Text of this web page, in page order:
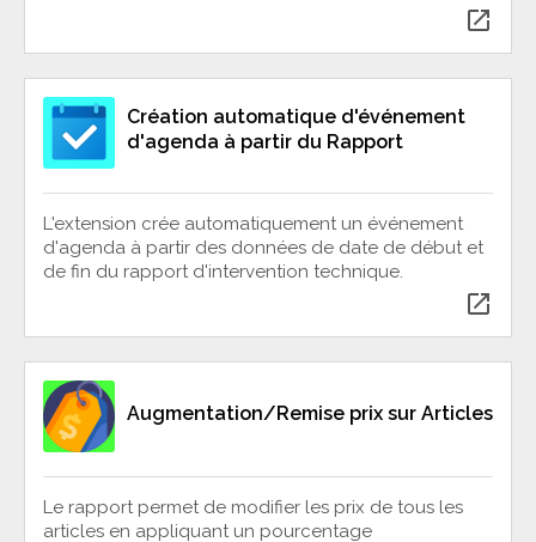
open_in_new
Création automatique d'événement
d'agenda à partir du Rapport
L'extension crée automatiquement un événement
d'agenda à partir des données de date de début et
de fin du rapport d'intervention technique.
open_in_new
Augmentation/Remise prix sur Articles
Le rapport permet de modifier les prix de tous les
articles en appliquant un pourcentage